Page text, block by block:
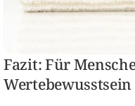
Fazit: Für
Wertebewusstsein